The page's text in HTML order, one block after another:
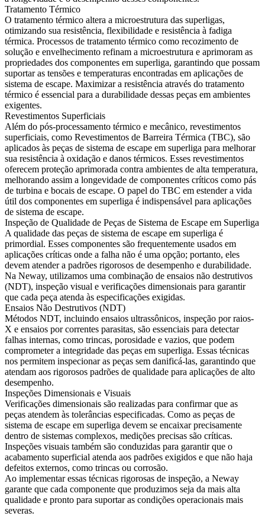
Tratamento Térmico
O tratamento térmico altera a microestrutura das superligas,
otimizando sua resistência, flexibilidade e resistência à fadiga
térmica. Processos de tratamento térmico como recozimento de
solução e envelhecimento refinam a microestrutura e aprimoram as
propriedades dos componentes em superliga, garantindo que possam
suportar as tensões e temperaturas encontradas em aplicações de
sistema de escape. Maximizar a resistência através do tratamento
térmico é essencial para a durabilidade dessas peças em ambientes
exigentes.
Revestimentos Superficiais
Além do pós-processamento térmico e mecânico, revestimentos
superficiais, como Revestimentos de Barreira Térmica (TBC), são
aplicados às peças de sistema de escape em superliga para melhorar
sua resistência à oxidação e danos térmicos. Esses revestimentos
oferecem proteção aprimorada contra ambientes de alta temperatura,
melhorando assim a longevidade de componentes críticos como pás
de turbina e bocais de escape. O papel do TBC em estender a vida
útil dos componentes em superliga é indispensável para aplicações
de sistema de escape.
Inspeção de Qualidade de Peças de Sistema de Escape em Superliga
A qualidade das peças de sistema de escape em superliga é
primordial. Esses componentes são frequentemente usados em
aplicações críticas onde a falha não é uma opção; portanto, eles
devem atender a padrões rigorosos de desempenho e durabilidade.
Na Neway, utilizamos uma combinação de ensaios não destrutivos
(NDT), inspeção visual e verificações dimensionais para garantir
que cada peça atenda às especificações exigidas.
Ensaios Não Destrutivos (NDT)
Métodos NDT, incluindo ensaios ultrassônicos, inspeção por raios-
X e ensaios por correntes parasitas, são essenciais para detectar
falhas internas, como trincas, porosidade e vazios, que podem
comprometer a integridade das peças em superliga. Essas técnicas
nos permitem inspecionar as peças sem danificá-las, garantindo que
atendam aos rigorosos padrões de qualidade para aplicações de alto
desempenho.
Inspeções Dimensionais e Visuais
Verificações dimensionais são realizadas para confirmar que as
peças atendem às tolerâncias especificadas. Como as peças de
sistema de escape em superliga devem se encaixar precisamente
dentro de sistemas complexos, medições precisas são críticas.
Inspeções visuais também são conduzidas para garantir que o
acabamento superficial atenda aos padrões exigidos e que não haja
defeitos externos, como trincas ou corrosão.
Ao implementar essas técnicas rigorosas de inspeção, a Neway
garante que cada componente que produzimos seja da mais alta
qualidade e pronto para suportar as condições operacionais mais
severas.